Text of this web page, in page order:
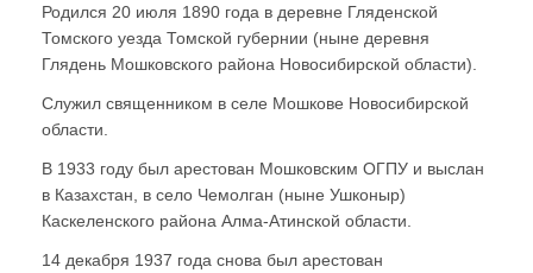
Родился 20 июля 1890 года в деревне Гляденской
Томского уезда Томской губернии (ныне деревня
Глядень Мошковского района Новосибирской области).
Служил священником в селе Мошкове Новосибирской
области.
В 1933 году был арестован Мошковским ОГПУ и выслан
в Казахстан, в село Чемолгaн (ныне Ушконыр)
Кaскеленского района Алма-Атинской области.
14 декабря 1937 года снова был арестован